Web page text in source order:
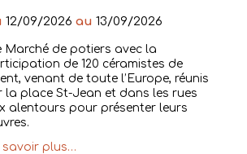
12/09/2026 au 13/09/2026
Marché de potiers avec la
de 120 céramistes de
venant de toute l’Europe, réunis
la place St-Jean et dans les rues
alentours pour présenter leurs
savoir plus…